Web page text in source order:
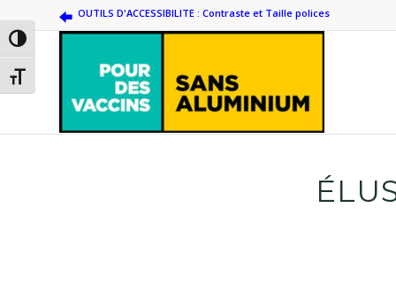
Passer en contraste élevé
Changer la taille de la police
OUTILS D'ACCESSIBILITE : Contraste et Taille polices